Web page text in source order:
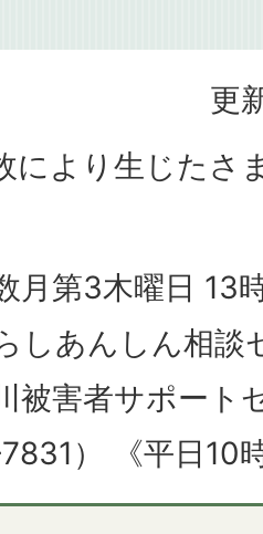
更
により生じたさ
月第3木曜日 13
しあんしん相談
被害者サポート
） 《平日10